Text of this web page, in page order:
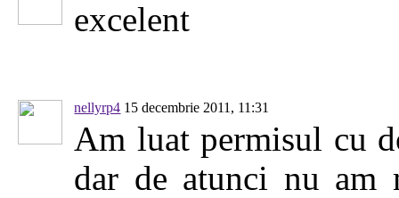
excelent
nellyrp4 15 decembrie 2011, 11:31
Am luat permisul cu
dar de atunci nu am